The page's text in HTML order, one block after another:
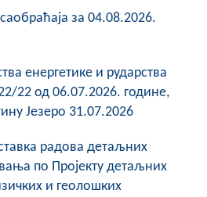
за 04.08.2026.
енергетике и рударства
22 од 06.07.2026. године,
Језеро 31.07.2026
радова детаљних
по Пројекту детаљних
и геолошких